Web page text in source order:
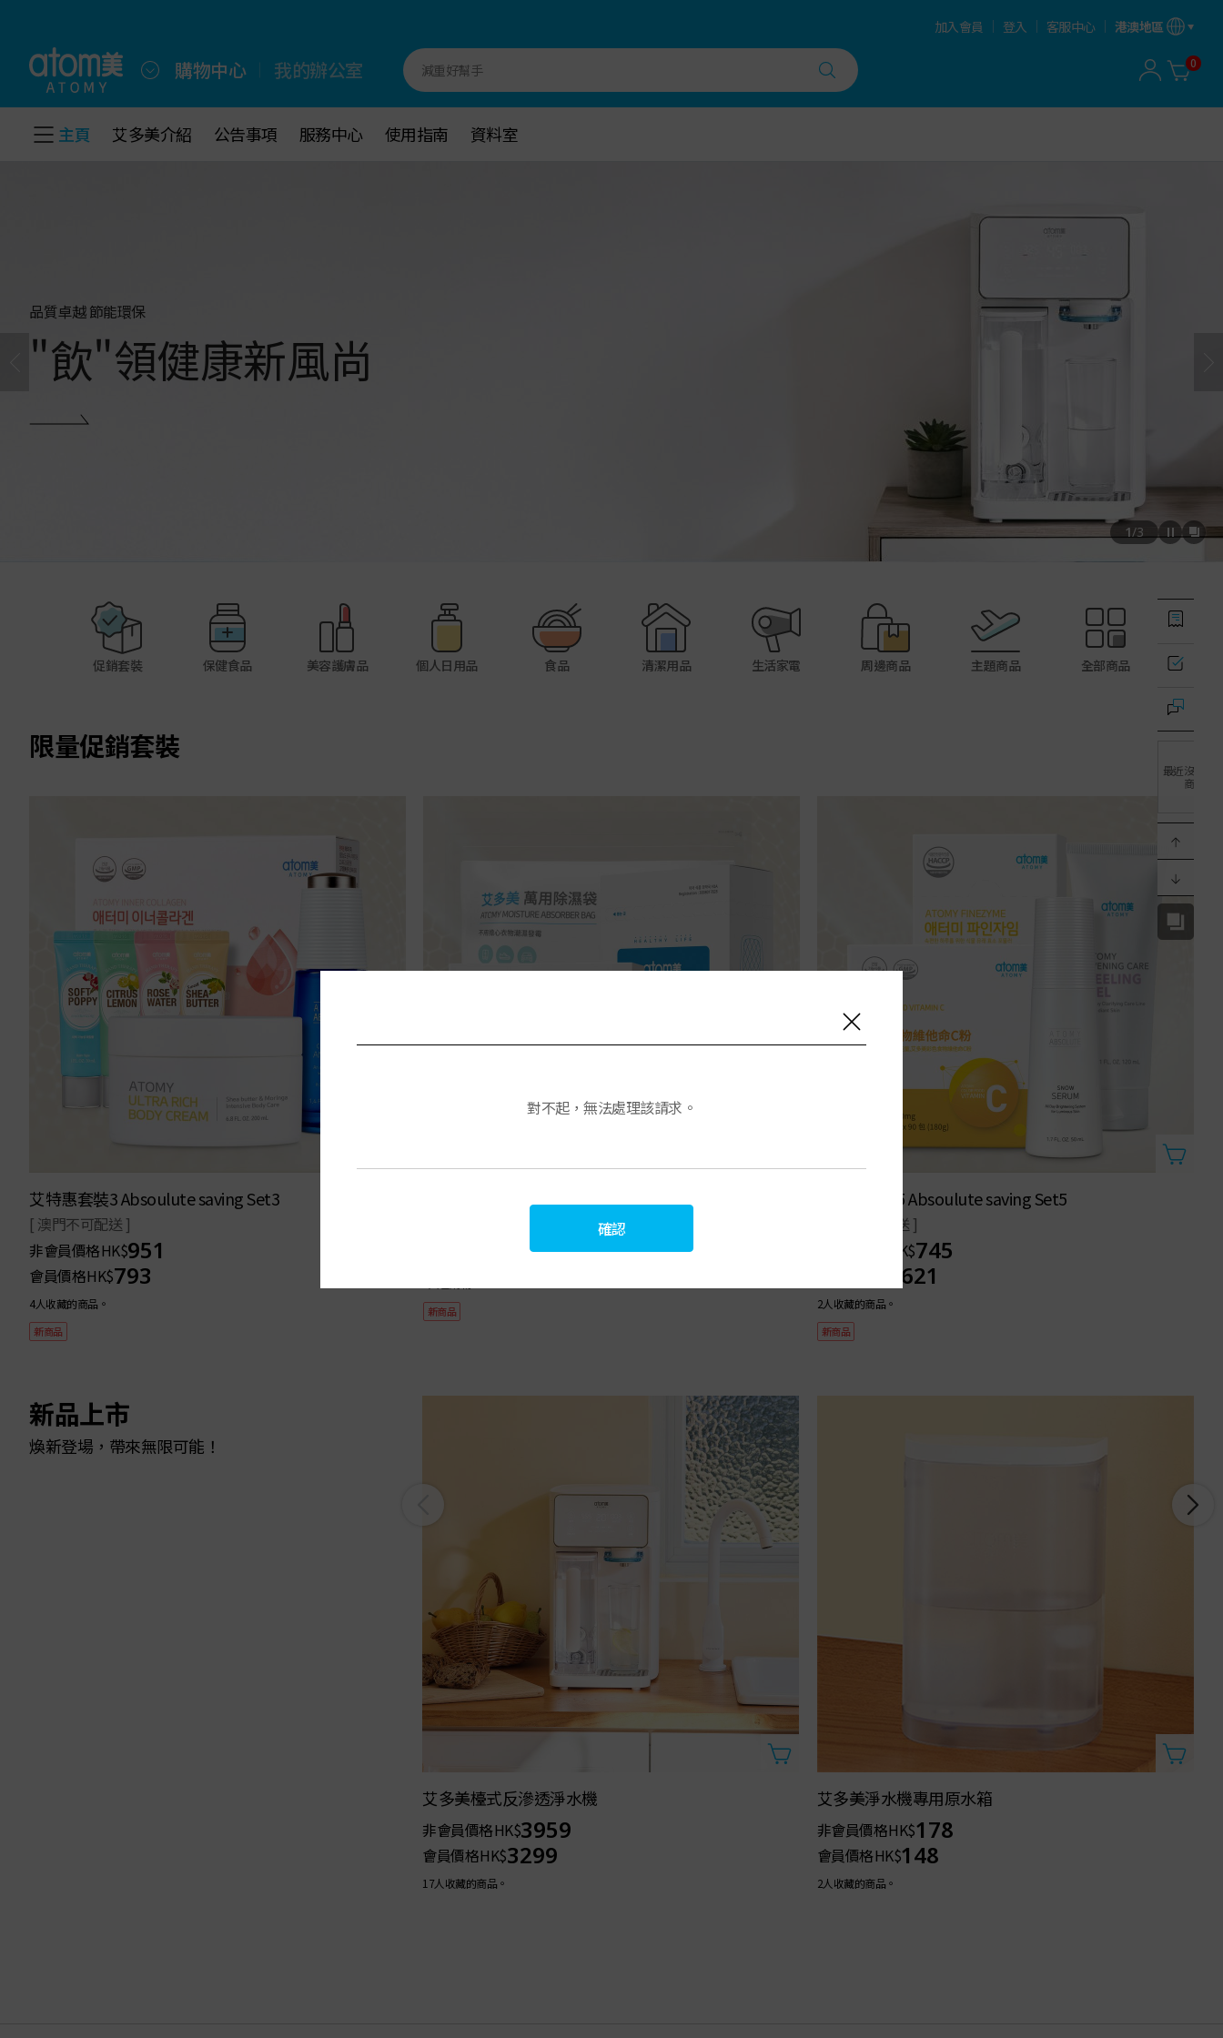
選
項
跳
加入會員 登入 客服中心 港澳地區
購物中心 我的辦公室 減重好幫手 0
主頁
主頁 艾多美介紹
艾多美介紹 公告事項
公告事項 服務中心
服務中心 使用指南
使用指南 資料室
資料室
品質卓越 節能環保
"飲"領健康新風尚
1/3
促銷套裝 保健食品 美容護膚品 個人日用品 食品 清潔用品 生活家電 周邊商品 主題商品 全部商品
限量促銷套裝
艾特惠套裝3 Absoulute saving Set3
[ 澳門不可配送 ]
非會員價格HK$951
會員價格HK$793
4人收藏的商品。
新商品
610
新商品
艾特惠套裝5 Absoulute saving Set5
[ 澳門不可配送 ]
HK$745
621
2人收藏的商品。
新商品
艾多美檯式反滲透淨水機
非會員價格HK$3959
會員價格HK$3299
17人收藏的商品。
艾多美淨水機專用原水箱
非會員價格HK$178
會員價格HK$148
2人收藏的商品。
新品上市
煥新登場，帶來無限可能！
最近沒有查
商品
對不起，無法處理該請求。
確認